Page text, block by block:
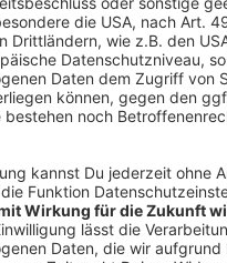
Anspruch auf
Kosten für die
selbst. Um einen
bietet Nettetal
des Areals an.